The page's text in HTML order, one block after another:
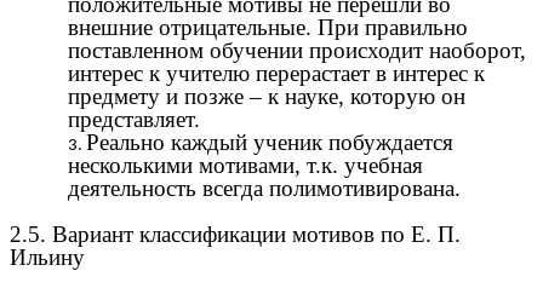
внешние отрицательные. При правильно
поставленном обучении происходит наоборот,
интерес к учителю перерастает в интерес к
предмету и позже – к науке, которую он
представляет.
Реально каждый ученик побуждается
несколькими мотивами, т.к. учебная
деятельность всегда полимотивирована.
2.5. Вариант классификации мотивов по Е. П.
Ильину